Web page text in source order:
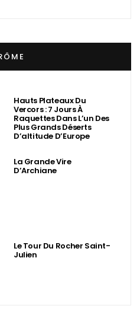
Hauts Plateaux Du
Vercors : 7 Jours À
Raquettes Dans L’un Des
Plus Grands Déserts
D’altitude D’Europe
La Grande Vire
D’Archiane
Le Tour Du Rocher Saint-
Julien